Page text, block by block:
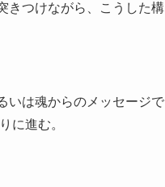
きつけながら、こうした構
いは魂からのメッセージで
に進む。